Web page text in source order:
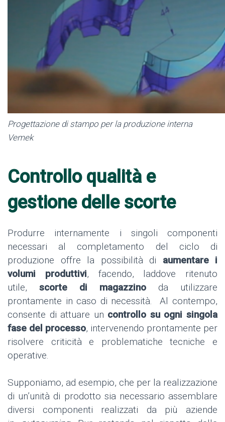
Progettazione di stampo per la produzione interna
Vemek
Controllo qualità e
gestione delle scorte
Produrre internamente i singoli componenti
necessari al completamento del ciclo di
produzione offre la possibilità di aumentare i
volumi produttivi, facendo, laddove ritenuto
utile, scorte di magazzino da utilizzare
prontamente in caso di necessità. Al contempo,
consente di attuare un controllo su ogni singola
fase del processo, intervenendo prontamente per
risolvere criticità e problematiche tecniche e
operative.
Supponiamo, ad esempio, che per la realizzazione
di un’unità di prodotto sia necessario assemblare
diversi componenti realizzati da più aziende